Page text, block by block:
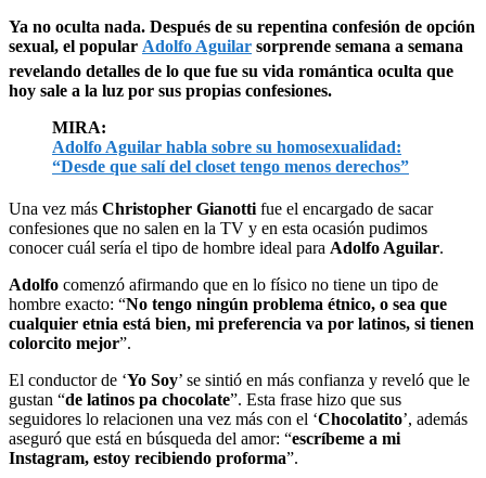
Ya no oculta nada. Después de su repentina confesión de opción
sexual, el popular Adolfo Aguilar sorprende semana a semana
revelando detalles de lo que fue su vida romántica oculta que
hoy sale a la luz por sus propias confesiones.
MIRA:
Adolfo Aguilar habla sobre su homosexualidad:
“Desde que salí del closet tengo menos derechos”
Una vez más Christopher Gianotti fue el encargado de sacar
confesiones que no salen en la TV y en esta ocasión pudimos
conocer cuál sería el tipo de hombre ideal para Adolfo Aguilar.
Adolfo comenzó afirmando que en lo físico no tiene un tipo de
hombre exacto: “No tengo ningún problema étnico, o sea que
cualquier etnia está bien, mi preferencia va por latinos, si tienen
colorcito mejor”.
El conductor de ‘Yo Soy’ se sintió en más confianza y reveló que le
gustan “de latinos pa chocolate”. Esta frase hizo que sus
seguidores lo relacionen una vez más con el ‘Chocolatito’, además
aseguró que está en búsqueda del amor: “escríbeme a mi
Instagram, estoy recibiendo proforma”.